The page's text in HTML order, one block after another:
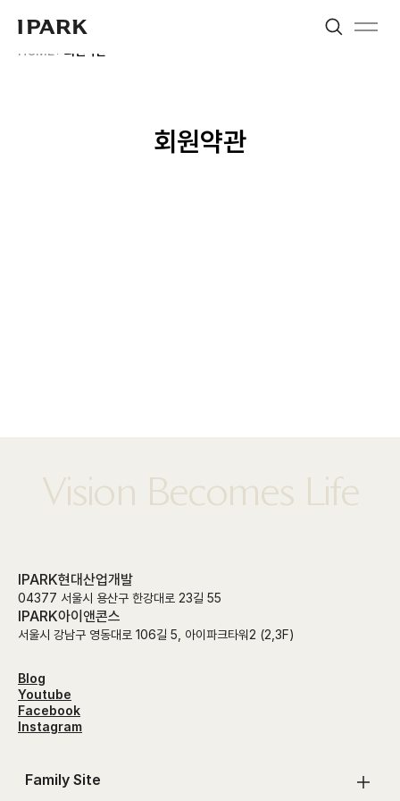
SearchMenu
HOME 회원약관
회원약관
Vision Becomes Life
IPARK현대산업개발
04377 서울시 용산구 한강대로 23길 55
IPARK아이앤콘스
서울시 강남구 영동대로 106길 5, 아이파크타워2 (2,3F)
Blog
Youtube
Facebook
Instagram
Family Site